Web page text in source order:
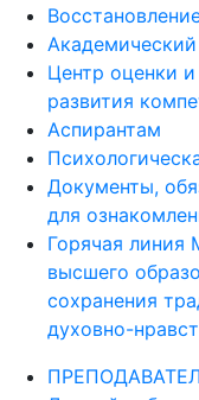
Академический
Центр оценки и
развития
Аспирантам
Документы,
для
Горячая линия
высшего
сохранения
духовно-